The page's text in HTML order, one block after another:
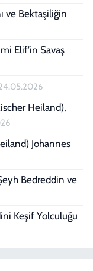
ve Bektaşiliğin
Elif’in Savaş
Heiland),
Johannes
Bedreddin ve
Keşif Yolculuğu